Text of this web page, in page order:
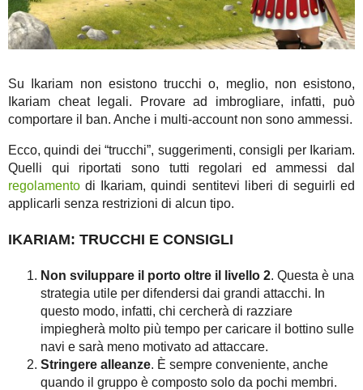
Su Ikariam non esistono trucchi o, meglio, non esistono,
Ikariam cheat legali. Provare ad imbrogliare, infatti, può
comportare il ban. Anche i multi-account non sono ammessi.
Ecco, quindi dei “trucchi”, suggerimenti, consigli per Ikariam.
Quelli qui riportati sono tutti regolari ed ammessi dal
regolamento di Ikariam, quindi sentitevi liberi di seguirli ed
applicarli senza restrizioni di alcun tipo.
IKARIAM: TRUCCHI E CONSIGLI
Non sviluppare il porto oltre il livello 2. Questa è una
strategia utile per difendersi dai grandi attacchi. In
questo modo, infatti, chi cercherà di razziare
impiegherà molto più tempo per caricare il bottino sulle
navi e sarà meno motivato ad attaccare.
Stringere alleanze. È sempre conveniente, anche
quando il gruppo è composto solo da pochi membri.